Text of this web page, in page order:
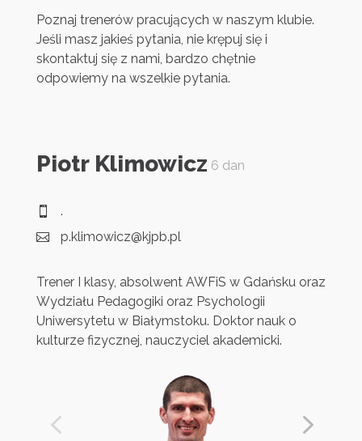
Poznaj trenerów pracujących w naszym klubie.
Jeśli masz jakieś pytania, nie krępuj się i
skontaktuj się z nami, bardzo chętnie
odpowiemy na wszelkie pytania.
Piotr Klimowicz 6 dan
 .
 p.klimowicz@kjpb.pl
Trener I klasy, absolwent AWFiS w Gdańsku oraz
Wydziału Pedagogiki oraz Psychologii
Uniwersytetu w Białymstoku. Doktor nauk o
kulturze fizycznej, nauczyciel akademicki.